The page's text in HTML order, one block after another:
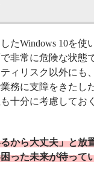
たWindows 10を使
非常に危険な状態
ィリスク以外にも
務に支障をきたし
十分に考慮してお
から大丈夫」と放
った未来が待って